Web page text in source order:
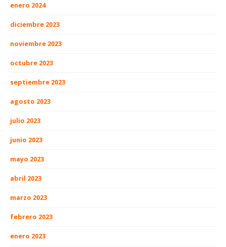
enero 2024
diciembre 2023
noviembre 2023
octubre 2023
septiembre 2023
agosto 2023
julio 2023
junio 2023
mayo 2023
abril 2023
marzo 2023
febrero 2023
enero 2023